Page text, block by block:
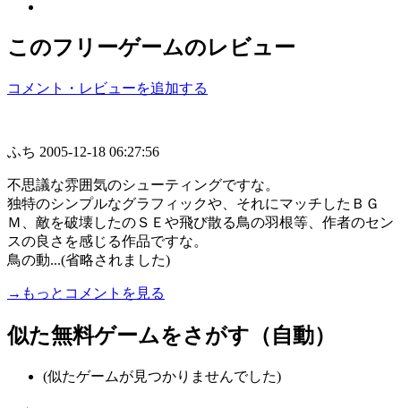
このフリーゲームのレビュー
コメント・レビューを追加する
ふち 2005-12-18 06:27:56
不思議な雰囲気のシューティングですな。
独特のシンプルなグラフィックや、それにマッチしたＢＧ
Ｍ、敵を破壊したのＳＥや飛び散る鳥の羽根等、作者のセン
スの良さを感じる作品ですな。
鳥の動...(省略されました)
→もっとコメントを見る
似た無料ゲームをさがす（自動）
(似たゲームが見つかりませんでした)